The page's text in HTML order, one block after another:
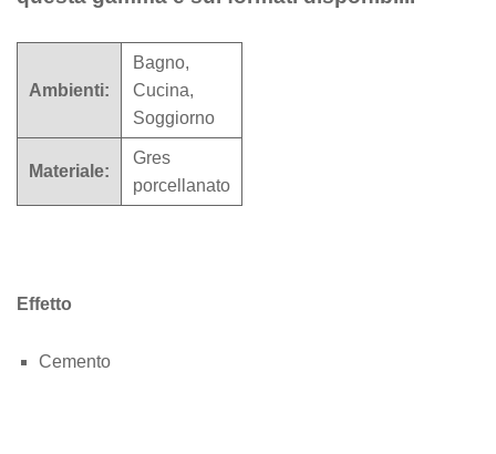
Ambienti:
Bagno,
Cucina,
Soggiorno
Materiale:
Gres
porcellanato
Effetto
Cemento